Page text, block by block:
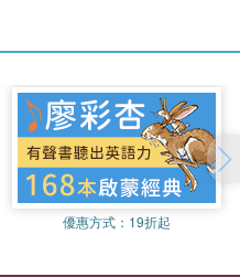
優惠方式： 19折起